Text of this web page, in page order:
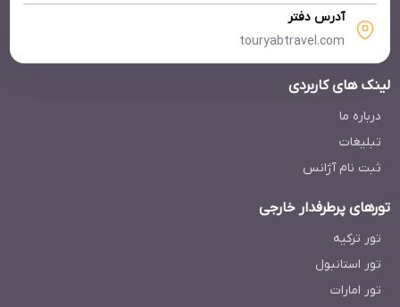
آدرس دفتر
touryabtravel.com
لینک های کاربردی
درباره ما
تبلیغات
ثبت نام آژانس
تورهای پرطرفدار خارجی
تور ترکیه
تور استانبول
تور امارات